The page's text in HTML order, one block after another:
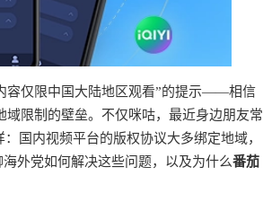
容仅限中国大陆地区观看”的提示——相信
限制的壁垒。不仅咪咕，最近身边朋友常
国内视频平台的版权协议大多绑定地域，
外党如何解决这些问题，以及为什么番茄